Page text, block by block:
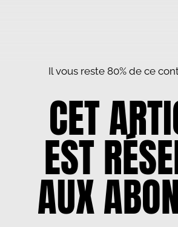
Il vous reste 80% de ce
CET
EST
AUX